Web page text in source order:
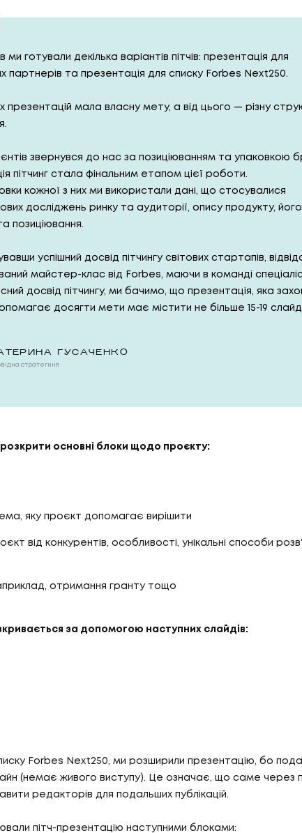
ми готували декілька варіантів пітчів: презентація для
партнерів та презентація для списку Forbes Next250.
презентацій мала власну мету, а від цього — різну
звернувся до нас за позиціюванням та упаковкою
пітчинг стала фінальним етапом цієї роботи.
кожної з них ми використали дані, що стосувалися
досліджень ринку та аудиторії, опису продукту, його
позиціювання.
успішний досвід пітчингу світових стартапів,
майстер-клас від Forbes, маючи в команді
досвід пітчингу, ми бачимо, що презентація, яка
досягти мети має містити не більше 15-19
ГУСАЧЕНКО
стратегиня
основні блоки щодо проєкту:
яку проєкт допомагає вирішити
від конкурентів, особливості, унікальні способи
отримання гранту тощо
за допомогою наступних слайдів:
Forbes Next250, ми розширили презентацію, бо
(немає живого виступу). Це означає, що саме через
редакторів для подальших публікацій.
пітч-презентацію наступними блоками:
06
БЛОГ